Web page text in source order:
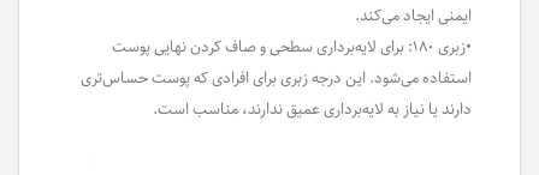
ایمنی ایجاد می‌کند.
•زبری ۱۸۰: برای لایه‌برداری سطحی و صاف کردن نهایی پوست
استفاده می‌شود. این درجه زبری برای افرادی که پوست حساس‌تری
دارند یا نیاز به لایه‌برداری عمیق ندارند، مناسب است.